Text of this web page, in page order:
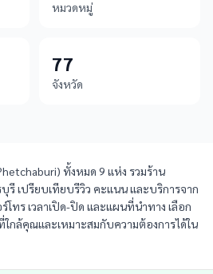
หมวดหมู่
77
จังหวัด
ทั้งหมด 9 แห่ง รวมร้าน
รี เปรียบเทียบรีวิว คะแนน และบริการจาก
ทร เวลาเปิด-ปิด และแผนที่นำทาง เลือก
กล้คุณและเหมาะสมกับความต้องการได้ใน